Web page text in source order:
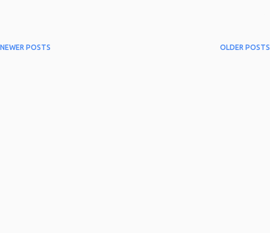
NEWER POSTS OLDER POSTS